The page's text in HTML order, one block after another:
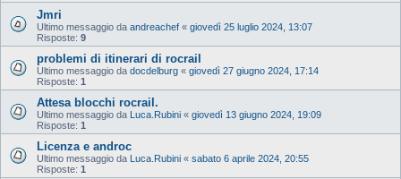
Jmri
Ultimo messaggio da andreachef « giovedì 25 luglio 2024, 13:07
Risposte: 9
problemi di itinerari di rocrail
Ultimo messaggio da docdelburg « giovedì 27 giugno 2024, 17:14
Risposte: 1
Attesa blocchi rocrail.
Ultimo messaggio da Luca.Rubini « giovedì 13 giugno 2024, 19:09
Risposte: 1
Licenza e androc
Ultimo messaggio da Luca.Rubini « sabato 6 aprile 2024, 20:55
Risposte: 1